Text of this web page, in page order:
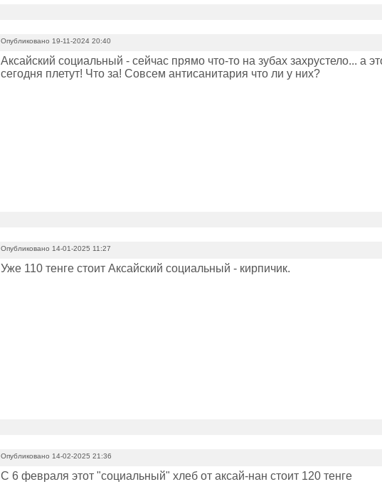
Опубликовано 19-11-2024 20:40
Аксайский социальный - сейчас прямо что-то на зубах захрустело... а
сегодня плетут! Что за! Совсем антисанитария что ли у них?
Опубликовано 14-01-2025 11:27
Уже 110 тенге стоит Аксайский социальный - кирпичик.
Опубликовано 14-02-2025 21:36
С 6 февраля этот "социальный" хлеб от аксай-нан стоит 120 тенге